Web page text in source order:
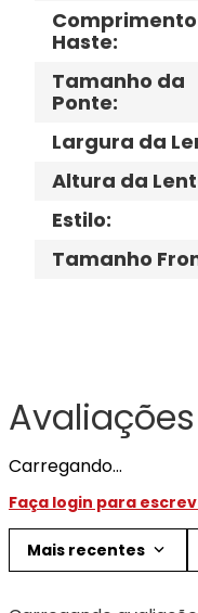
Haste:
Tamanho da
Ponte:
Largura da
Altura da
Estilo:
Tamanho
Avaliações
Carregando…
Faça login para
Mais recentes